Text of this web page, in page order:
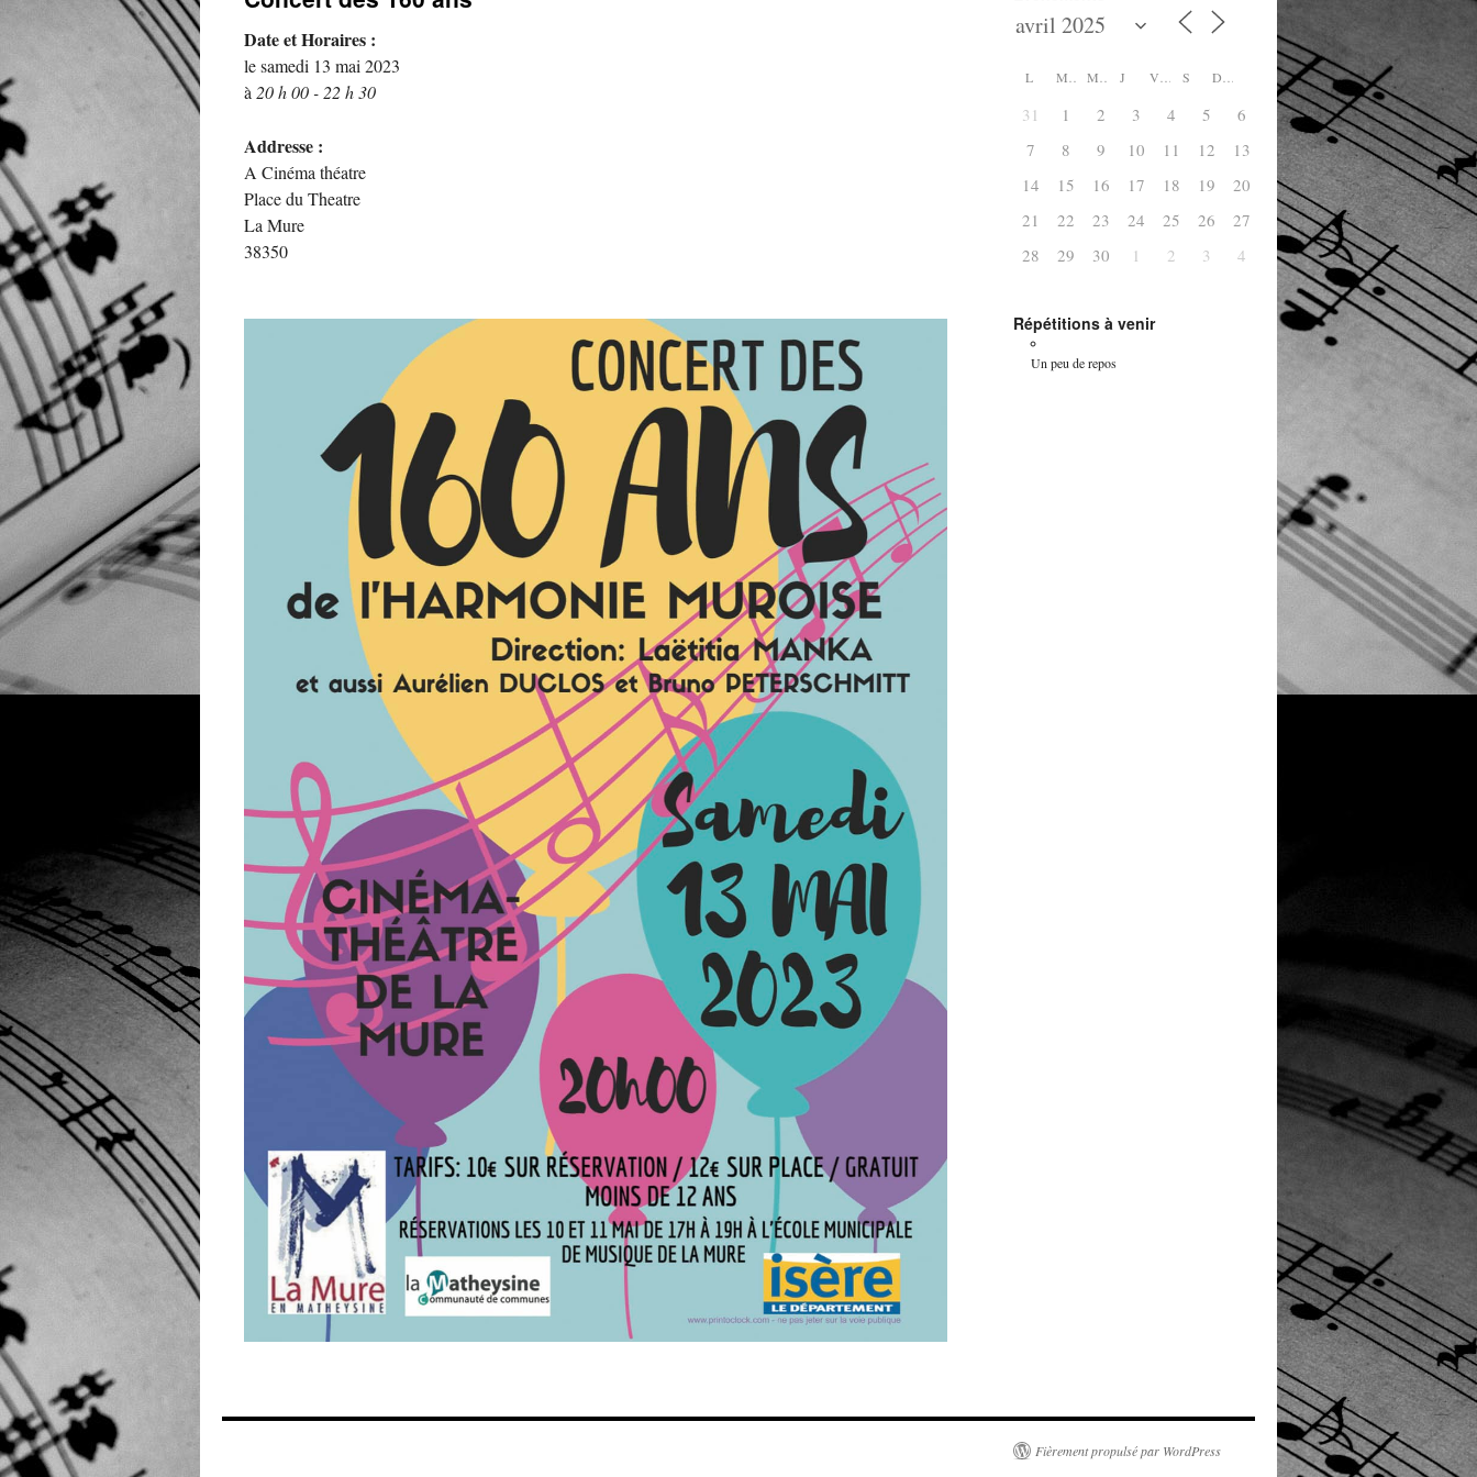
Date et Horaires :
le samedi 13 mai 2023
à 20 h 00 - 22 h 30
Addresse :
A Cinéma théatre
Place du Theatre
La Mure
38350
L J S
31 1 2 3 4 5
6
7
8 9 10 11 12
13
14
15 16 17 18 19
20
21
22 23 24 25 26
27
28
29 30 1 2 3 4
Répétitions à venir
Un peu de repos
Fièrement propulsé par WordPress